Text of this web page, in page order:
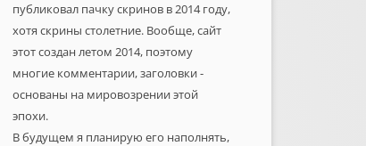
публиковал пачку скринов в 2014 году,
хотя скрины столетние. Вообще, сайт
этот создан летом 2014, поэтому
многие комментарии, заголовки -
основаны на мировозрении этой
эпохи.
В будущем я планирую его наполнять,